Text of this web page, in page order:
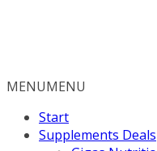
Inhalt
MENUMENU
Start
Supplements Deals